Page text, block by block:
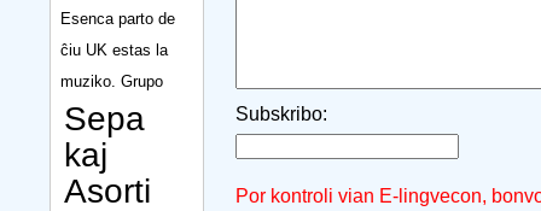
Esenca parto de
ĉiu UK estas la
muziko. Grupo
Sepa
kaj
Asorti
Subskribo:
Por kontroli vian E-lingvecon,